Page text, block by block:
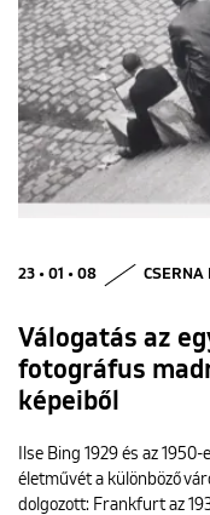
23 • 01 • 08 CSERNA
Válogatás az
fotográfus
képeiből
Ilse Bing 1929 és az
életművét a különböző
dolgozott: Frankfurt az